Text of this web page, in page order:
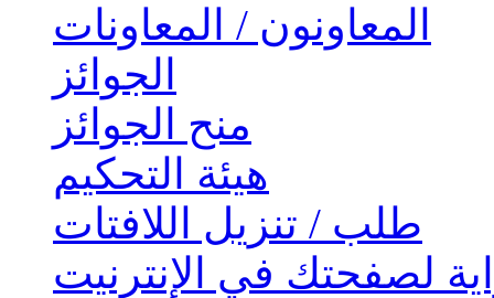
المعاونون / المعاونات
الجوائز
منح الجوائز
هيئة التحكيم
طلب / تنزيل اللافتات
لصفحتك في الإنترنيت